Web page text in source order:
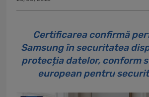
Certificarea confirmă
Samsung în securitatea
protecția datelor, conform
european pentru